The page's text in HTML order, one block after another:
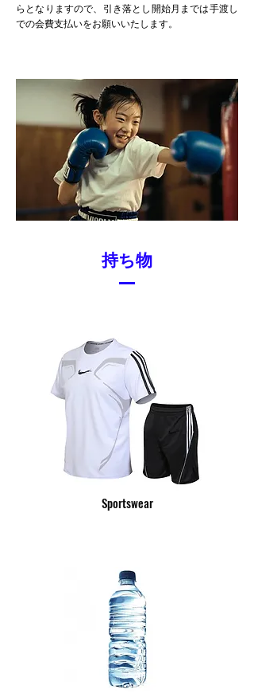
らとなりますので、引き落とし開始月までは手渡し
での会費支払いをお願いいたします。
持ち物
​Sportswear